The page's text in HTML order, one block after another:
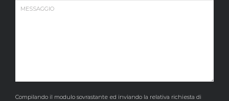
Compilando il modulo sovrastante ed inviando la relativa richiesta di